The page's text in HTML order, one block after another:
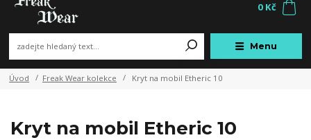
Menu
0 Kč
Úvod Freak Wear kolekce Kryt na mobil Etheric 10
Kryt na mobil Etheric 10